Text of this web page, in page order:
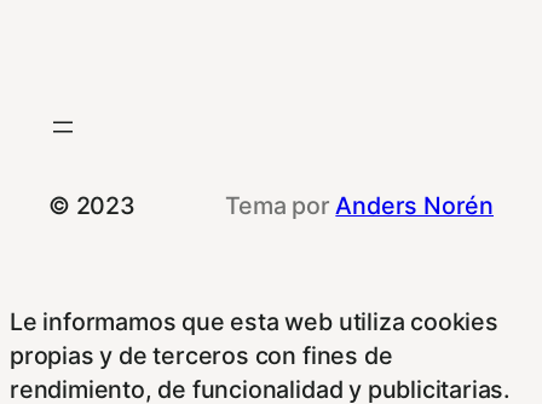
© 2023 Tema porAnders Norén
Le informamos que esta web utiliza cookies
propias y de terceros con fines de
rendimiento, de funcionalidad y publicitarias.